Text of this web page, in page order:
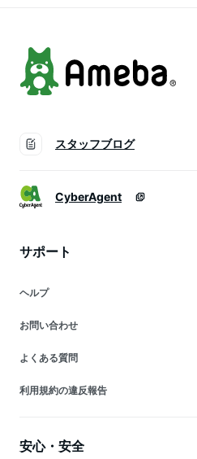
スタッフブログ
CyberAgent
サポート
ヘルプ
お問い合わせ
よくある質問
利用規約の違反報告
安心・安全